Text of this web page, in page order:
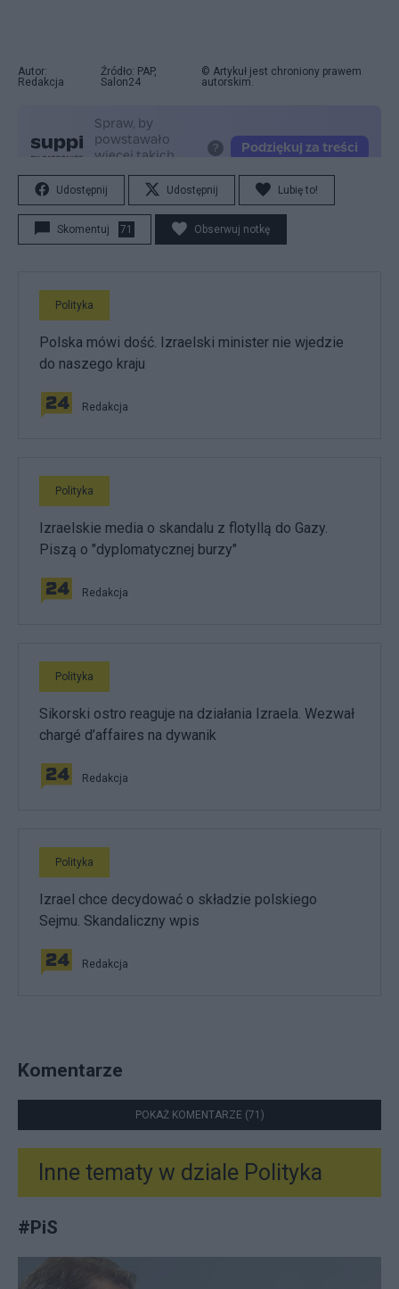
Autor:
Redakcja
Źródło: PAP,
Salon24
© Artykuł jest chroniony prawem
autorskim.
Udostępnij Udostępnij Lubię to!
Skomentuj 71 Obserwuj notkę
Polityka
Polska mówi dość. Izraelski minister nie wjedzie
do naszego kraju
Redakcja
Polityka
Izraelskie media o skandalu z flotyllą do Gazy.
Piszą o "dyplomatycznej burzy"
Redakcja
Polityka
Sikorski ostro reaguje na działania Izraela. Wezwał
chargé d’affaires na dywanik
Redakcja
Polityka
Izrael chce decydować o składzie polskiego
Sejmu. Skandaliczny wpis
Redakcja
Komentarze
POKAŻ KOMENTARZE (71)
Inne tematy w dziale Polityka
#PiS